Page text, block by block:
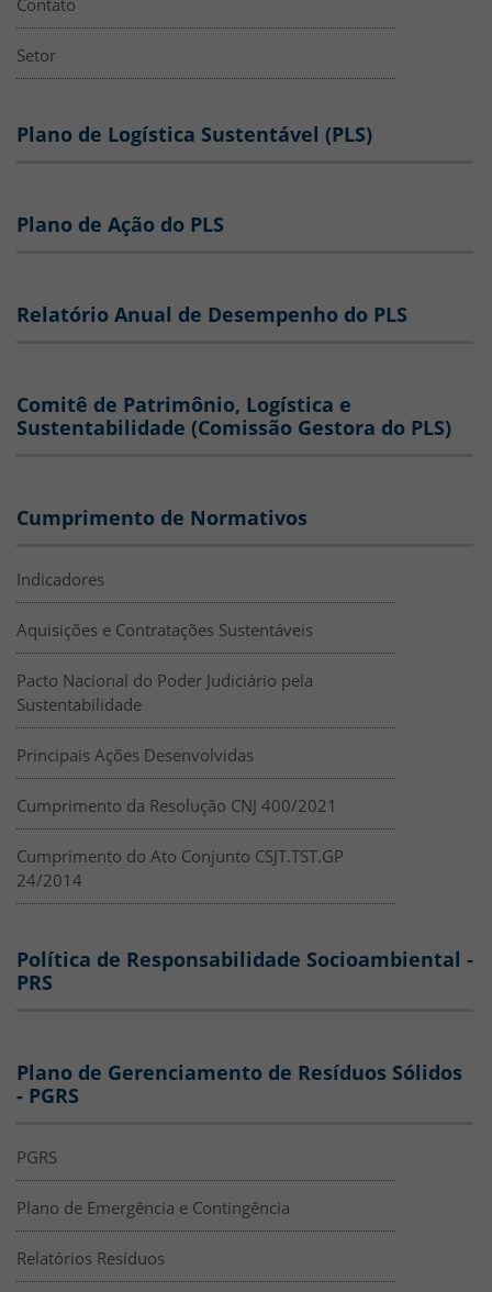
Contato
Setor
Plano de Logística Sustentável (PLS)
Plano de Ação do PLS
Relatório Anual de Desempenho do PLS
Comitê de Patrimônio, Logística e
Sustentabilidade (Comissão Gestora do PLS)
Cumprimento de Normativos
Indicadores
Aquisições e Contratações Sustentáveis
Pacto Nacional do Poder Judiciário pela
Sustentabilidade
Principais Ações Desenvolvidas
Cumprimento da Resolução CNJ 400/2021
Cumprimento do Ato Conjunto CSJT.TST.GP
24/2014
Política de Responsabilidade Socioambiental -
PRS
Plano de Gerenciamento de Resíduos Sólidos
- PGRS
PGRS
Plano de Emergência e Contingência
Relatórios Resíduos